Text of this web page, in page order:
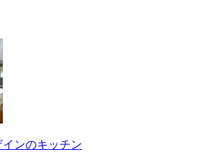
ンのキッチン